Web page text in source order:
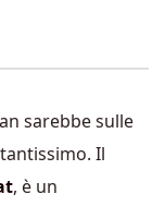
sarebbe sulle
Il
, è un